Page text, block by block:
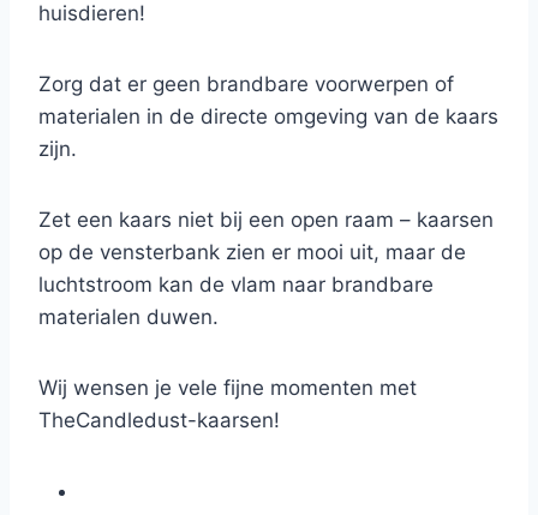
huisdieren!
Zorg dat er geen brandbare voorwerpen of
materialen in de directe omgeving van de kaars
zijn.
Zet een kaars niet bij een open raam – kaarsen
op de vensterbank zien er mooi uit, maar de
luchtstroom kan de vlam naar brandbare
materialen duwen.
Wij wensen je vele fijne momenten met
TheCandledust-kaarsen!